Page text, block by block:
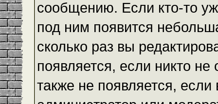
сообщению. Если кто-то
под ним появится
сколько раз вы
появляется, если никто
также не появляется,